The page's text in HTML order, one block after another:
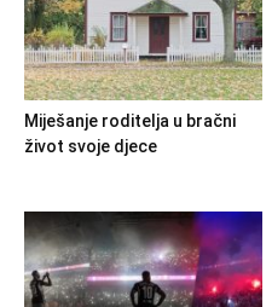
Miješanje roditelja u bračni
život svoje djece